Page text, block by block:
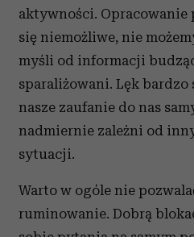
aktywności. Opracowanie
się niemożliwe, nie
myśli od informacji
sparaliżowani. Lęk
nasze zaufanie do nas
nadmiernie zależni od
sytuacji.
Warto w ogóle nie
ruminowanie. Dobrą